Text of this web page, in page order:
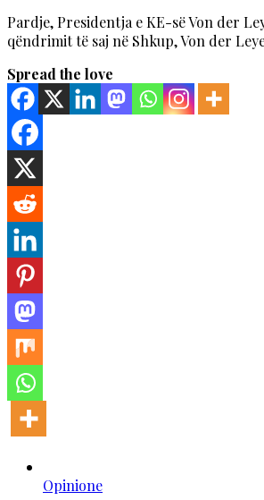
Pardje, Presidentja e KE-së Von der
qëndrimit të saj në Shkup, Von der
Spread the love
Opinione